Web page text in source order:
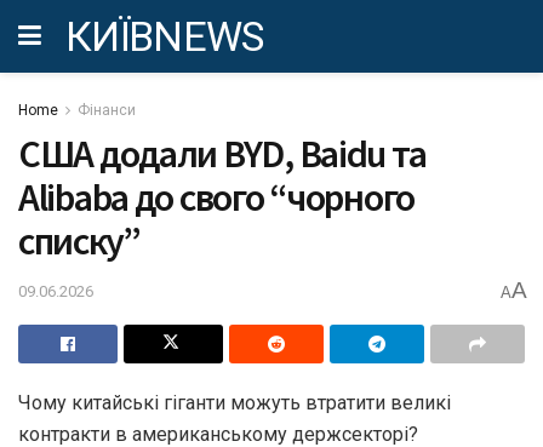
КИЇВNEWS
Home Фінанси
США додали BYD, Baidu та
Alibaba до свого “чорного
списку”
09.06.2026 AA
Чому китайські гіганти можуть втратити великі
контракти в американському держсекторі?